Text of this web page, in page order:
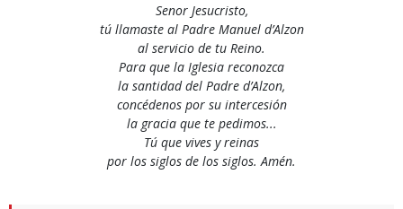
Senor Jesucristo,
tú llamaste al Padre Manuel d’Alzon
al servicio de tu Reino.
Para que la Iglesia reconozca
la santidad del Padre d’Alzon,
concédenos por su intercesión
la gracia que te pedimos...
Tú que vives y reinas
por los siglos de los siglos. Amén.